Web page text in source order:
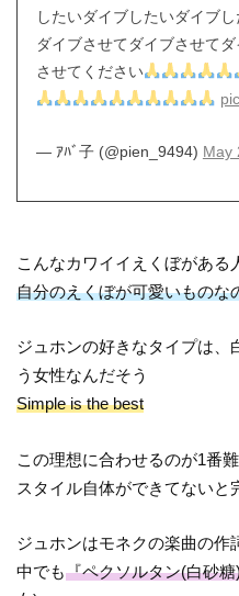
したいダイブしたいダイブ
ダイブさせてダイブさせて
させてください
— ｱﾊﾞ子 (@pien_9494) May
こんなカワイイえくぼがある
自分のえくぼが可愛いものな
ジュホンの好きなタイプは、
う女性なんだそう
Simple is the best
この理想に合わせるのが1番
スタイル自体ができてないと
ジュホンはモネクの楽曲の作
中でも『ペクソルタン(白砂